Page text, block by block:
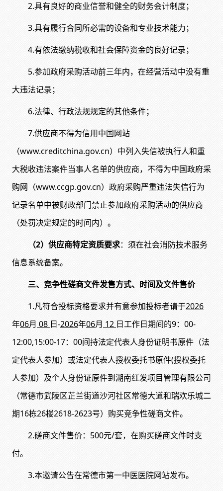
2.具有良好的商业信誉和健全的财务会计制度；
3.具有履行合同所必需的设备和专业技术能力；
4.有依法缴纳税收和社会保障资金的良好记录；
5.参加政府采购活动前三年内，在经营活动中没有重
大违法记录；
6.法律、行政法规规定的其他条件；
7.供应商不得为信用中国网站
（www.creditchina.gov.cn）中列入失信被执行人和重
大税收违法案件当事人名单的供应商，不得为中国政府采
购网（www.ccgp.gov.cn）政府采购严重违法失信行为
记录名单中被财政部门禁止参加政府采购活动的供应商
（处罚决定规定的时间内）。
（2）供应商特定资质要求：须在社会消防技术服务
信息系统备案。
三、竞争性磋商文件发售方式、时间及文件售价
1.凡符合投标资格要求并有意参加投标者请于2026
年06月 08 日-2026年06月 12 日工作日期间的9：00-
12:00,15:00-17：00间持法定代表人身份证明书原件（法
定代表人参加）或法定代表人授权委托书原件(授权委托
人参加）及个人身份证原件到湖南红发项目管理有限公司
（常德市武陵区芷兰街道沙河社区常德大道和瑞欢乐城二
期16栋26楼2618-2623号）购买竞争性磋商文件。
2.磋商文件售价：500元/套，在购买磋商文件时支
付。
3.本邀请公告在常德市第一中医医院网站发布。